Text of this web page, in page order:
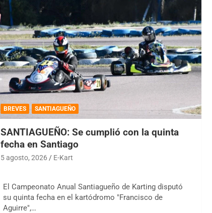
BREVES SANTIAGUEÑO
SANTIAGUEÑO: Se cumplió con la quinta
fecha en Santiago
5 agosto, 2026 E-Kart
El Campeonato Anual Santiagueño de Karting disputó
su quinta fecha en el kartódromo "Francisco de
Aguirre",…